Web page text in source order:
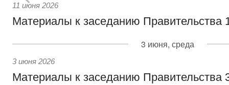
11 июня 2026
Материалы к заседанию Правительства
3 июня, среда
3 июня 2026
Материалы к заседанию Правительства